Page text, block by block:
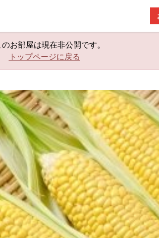
のお部屋は現在非公開です。
トップページに戻る